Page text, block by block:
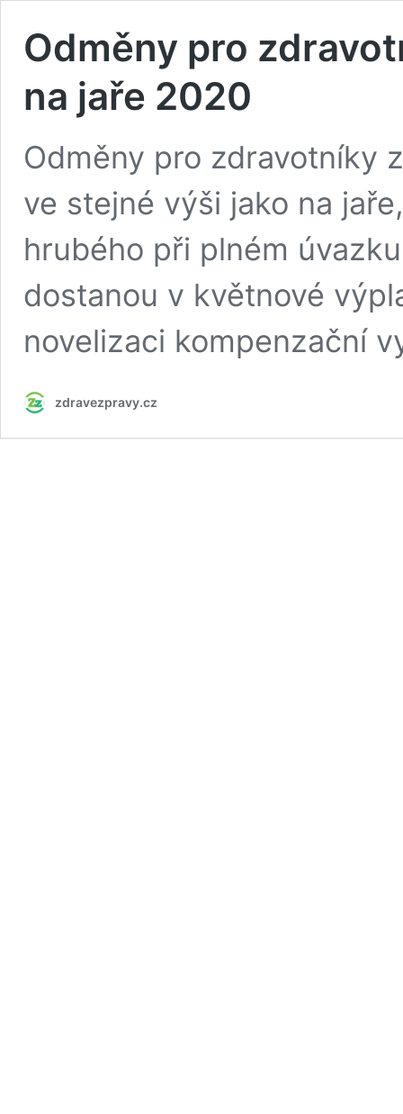
Odměny pro
na jaře 2020
Odměny pro zdravotníky
ve stejné výši jako na
hrubého při plném
dostanou v květnové
novelizaci kompenzační
zdravezpravy.cz